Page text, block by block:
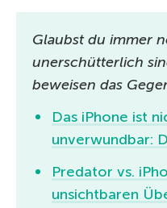
Glaubst du immer
unerschütterlich
beweisen das
Das iPhone ist
unverwundbar:
Predator vs.
unsichtbaren